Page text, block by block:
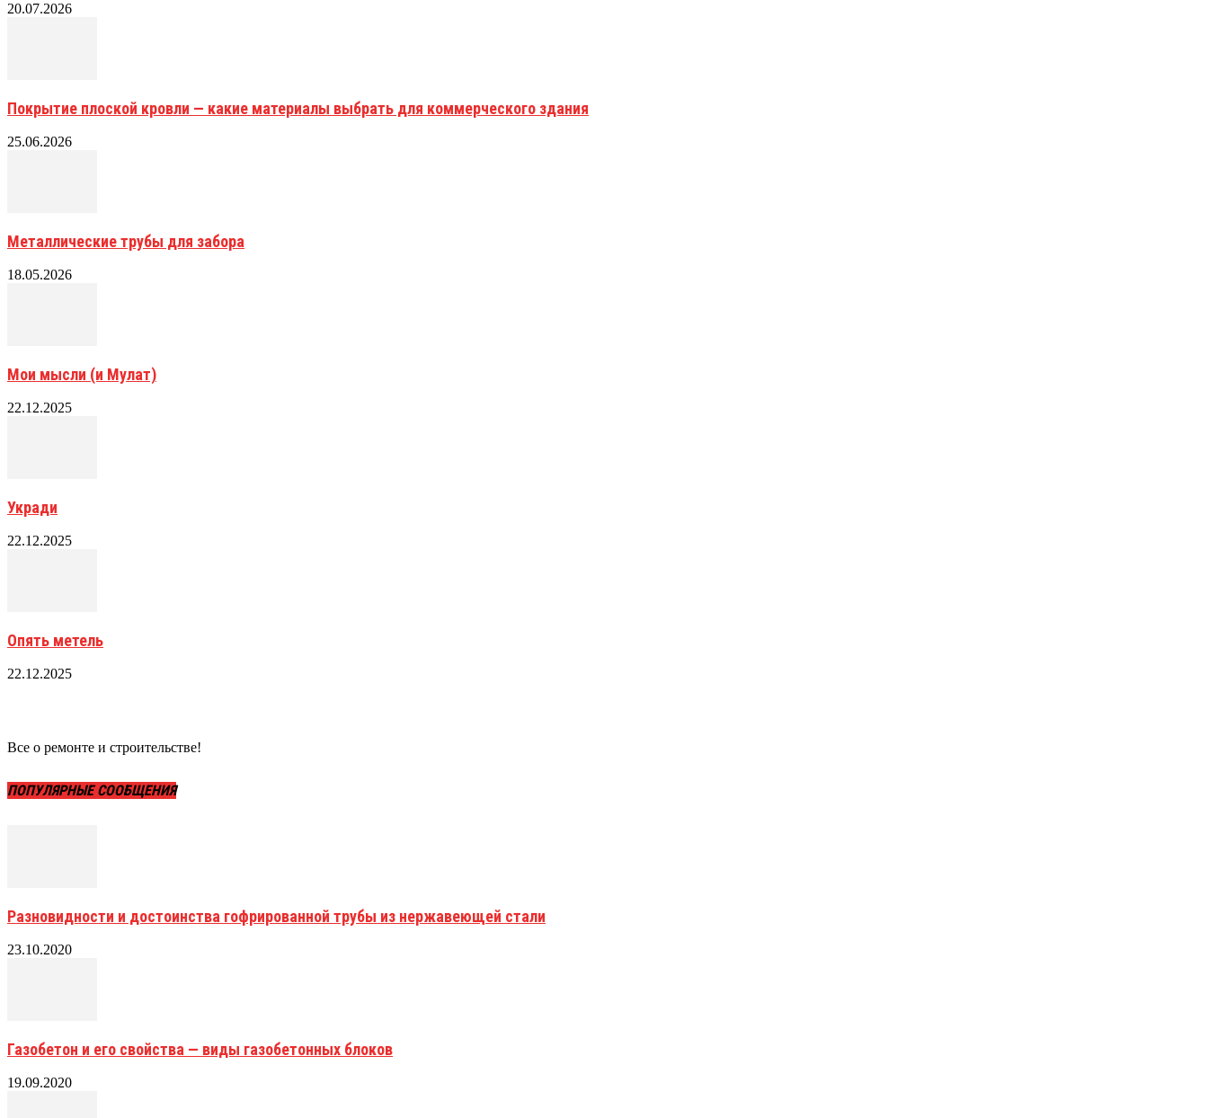
20.07.2026
Покрытие плоской кровли — какие материалы выбрать для коммерческого здания
25.06.2026
Металлические трубы для забора
18.05.2026
Мои мысли (и Мулат)
22.12.2025
Укради
22.12.2025
Опять метель
22.12.2025
Все о ремонте и строительстве!
ПОПУЛЯРНЫЕ СООБЩЕНИЯ
Разновидности и достоинства гофрированной трубы из нержавеющей стали
23.10.2020
Газобетон и его свойства — виды газобетонных блоков
19.09.2020